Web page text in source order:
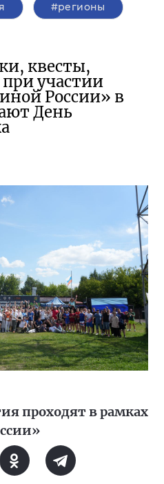
#регионы
квесты,
участии
России» в
День
проходят в рамках